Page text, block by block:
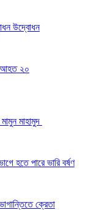
উদ্বোধন
আহত ২০
মাহামুদ
হতে পারে ভারি বর্ষণ
ক্রেতা